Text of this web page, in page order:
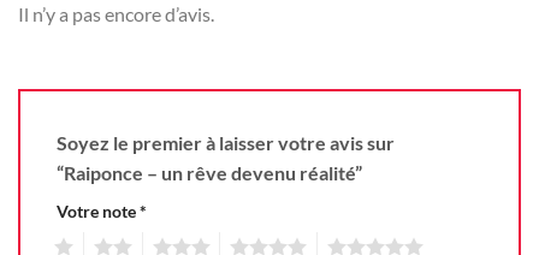
Il n’y a pas encore d’avis.
Soyez le premier à laisser votre avis sur
“Raiponce – un rêve devenu réalité”
Votre note*